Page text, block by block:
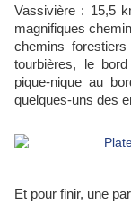
Vassivière : 15,5
magnifiques
chemins
tourbières, le
pique-nique au
quelques-uns des
Et pour finir, une